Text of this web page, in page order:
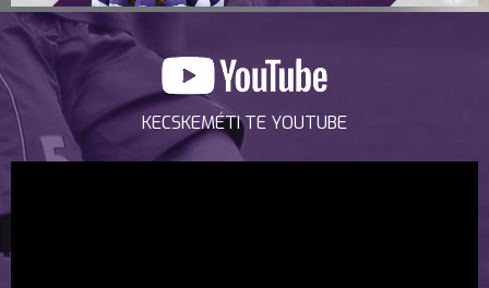
KECSKEMÉTI TE YOUTUBE